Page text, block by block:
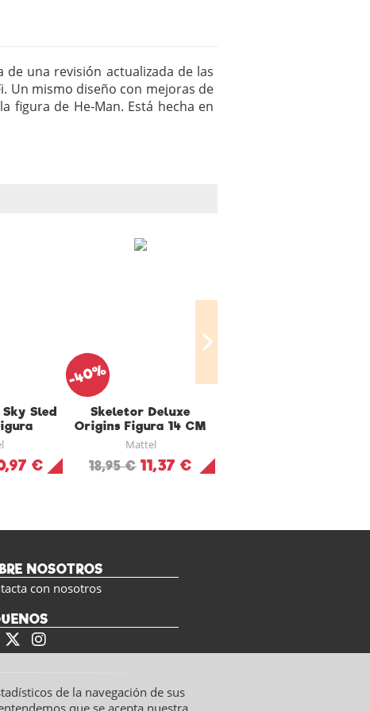
una revisión actualizada de las
Un mismo diseño con mejoras de
figura de He-Man. Está hecha en
Sled
€
Skeletor Deluxe
Origins Figura 14 CM
Mattel
18,95 € 11,37 €
-40%
de la navegación de sus
que se acepta nuestra
NOSOTROS
con nosotros